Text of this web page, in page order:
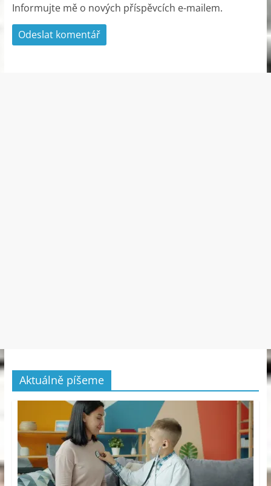
Informujte mě o nových příspěvcích e-mailem.
Aktuálně píšeme